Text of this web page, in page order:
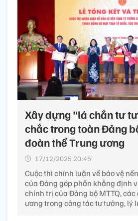
Xây dựng "lá chắn tư
chắc trong toàn Đảng
đoàn thể Trung ương
17/12/2025 20:45’
Cuộc thi chính luận về bảo vệ
của Đảng góp phần khẳng định
chính trị của Đảng bộ MTTQ, các
ương trong công tác tư tưởng, lý